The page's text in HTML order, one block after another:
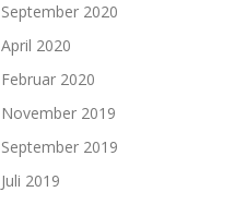
September 2020
April 2020
Februar 2020
November 2019
September 2019
Juli 2019